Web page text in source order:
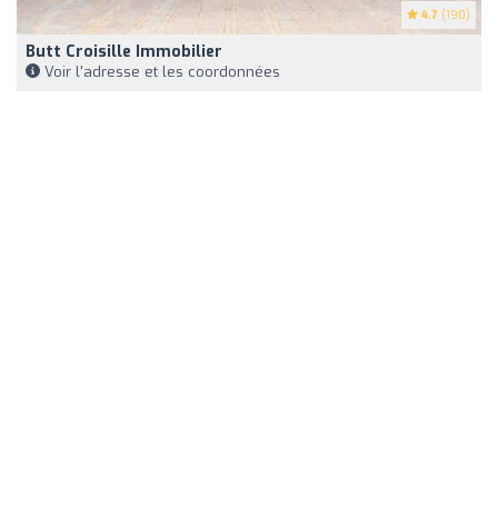
4.7 (190)
Butt Croisille Immobilier
Voir l'adresse et les coordonnées